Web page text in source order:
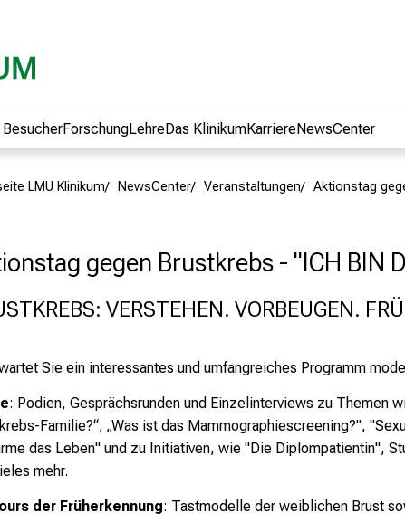
BesucherForschungLehreDas KlinikumKarriereNewsCenter
LMU Klinikum NewsCenter Veranstaltungen Aktionstag
gegen Brustkrebs - "ICH BIN
VERSTEHEN. VORBEUGEN.
Sie ein interessantes und umfangreiches Programm m
: Podien, Gesprächsrunden und Einzelinterviews zu Themen
Familie?“, „Was ist das Mammographiescreening?",
das Leben" und zu Initiativen, wie "Die Diplompatientin",
mehr.
der Früherkennung: Tastmodelle der weiblichen Brust